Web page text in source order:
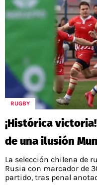
RUGBY
¡Histórica
de una ilusión
La selección chilena de
Rusia con marcador de
partido, tras penal